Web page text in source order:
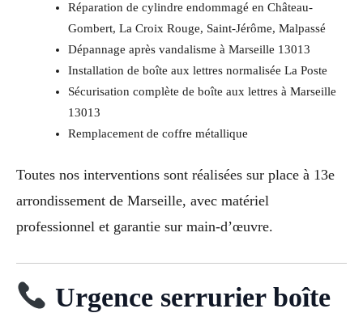
Réparation de cylindre endommagé en Château-
Gombert, La Croix Rouge, Saint-Jérôme, Malpassé
Dépannage après vandalisme à Marseille 13013
Installation de boîte aux lettres normalisée La Poste
Sécurisation complète de boîte aux lettres à Marseille
13013
Remplacement de coffre métallique
Toutes nos interventions sont réalisées sur place à 13e
arrondissement de Marseille, avec matériel
professionnel et garantie sur main-d’œuvre.
Urgence serrurier boîte